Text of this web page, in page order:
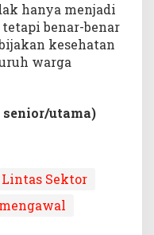
hanya menjadi
benar-benar
kesehatan
warga
senior/utama)
Lintas Sektor
mengawal